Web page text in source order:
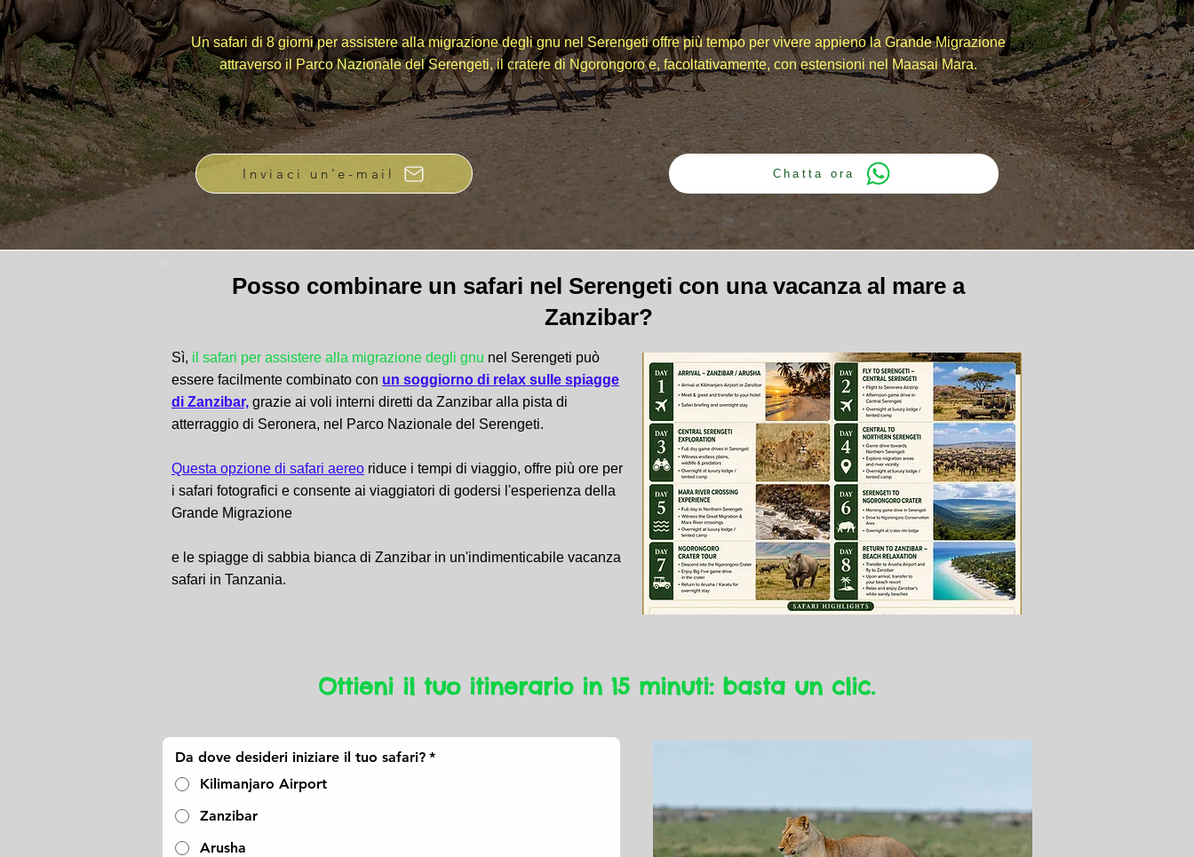
Un safari di 8 giorni per assistere alla migrazione degli gnu nel Serengeti offre più tempo per vivere appieno la Grande Migrazione
attraverso il Parco Nazionale del Serengeti, il cratere di Ngorongoro e, facoltativamente, con estensioni nel Maasai Mara.
Inviaci un'e-mail Chatta ora
Posso combinare un safari nel Serengeti con una vacanza al mare a
Zanzibar?
Sì, il safari per assistere alla migrazione degli gnu nel Serengeti può
essere facilmente combinato con un soggiorno di relax sulle spiagge
di Zanzibar, grazie ai voli interni diretti da Zanzibar alla pista di
atterraggio di Seronera, nel Parco Nazionale del Serengeti.
Questa opzione di safari aereo riduce i tempi di viaggio, offre più ore per
i safari fotografici e consente ai viaggiatori di godersi l'esperienza della
Grande Migrazione
e le spiagge di sabbia bianca di Zanzibar in un'indimenticabile vacanza
safari in Tanzania.
Ottieni il tuo itinerario in 15 minuti: basta un clic.
Da dove desideri iniziare il tuo safari? *
Kilimanjaro Airport
Zanzibar
Arusha